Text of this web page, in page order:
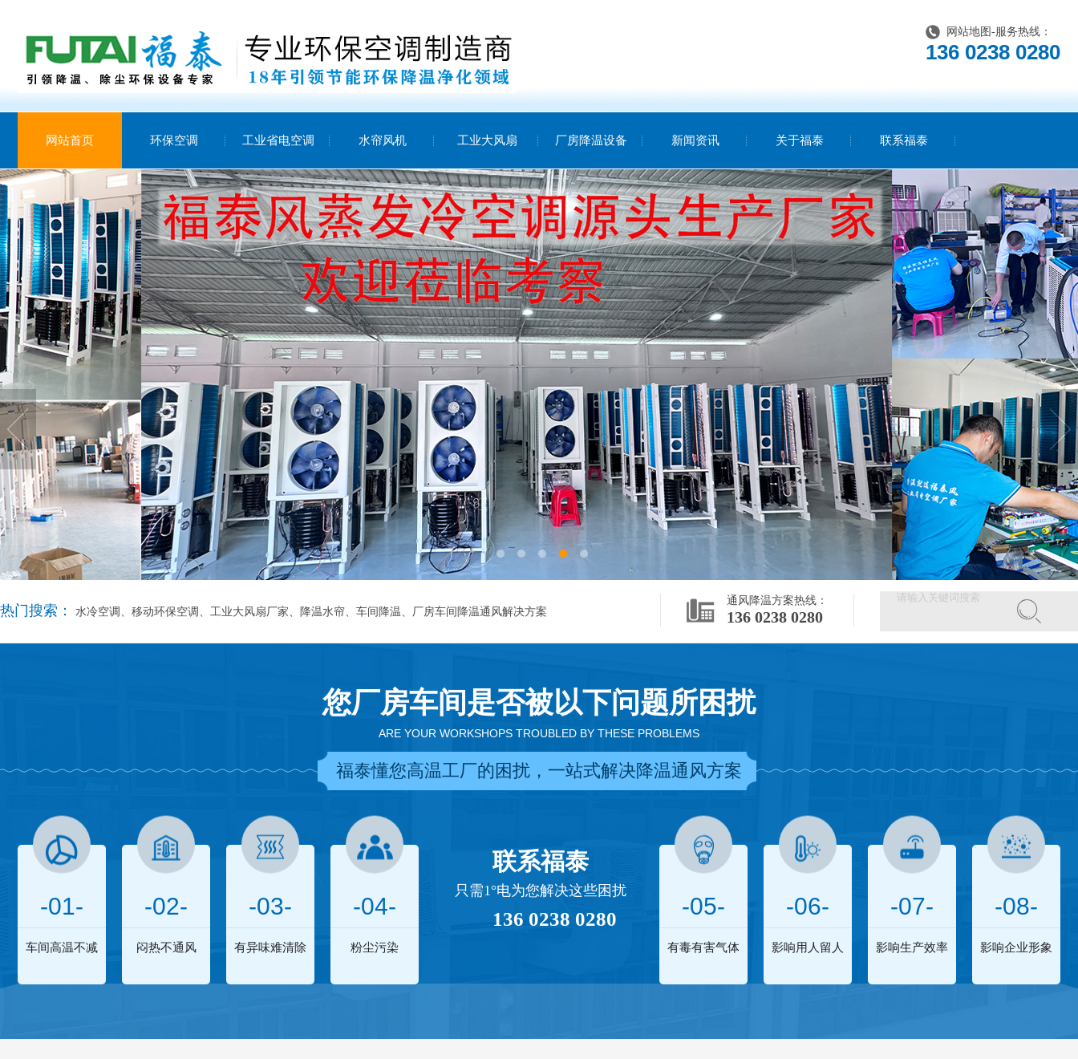
网站地图 -服务热线：
136 0238 0280
网站首页 环保空调 工业省电空调 水帘风机 工业大风扇 厂房降温设备 新闻资讯 关于福泰 联系福泰
热门搜索： 水冷空调、移动环保空调、工业大风扇厂家、降温水帘、车间降温、厂房车间降温通风解决方案
通风降温方案热线：
136 0238 0280
您厂房车间是否被以下问题所困扰
ARE YOUR WORKSHOPS TROUBLED BY THESE PROBLEMS
福泰懂您高温工厂的困扰，一站式解决降温通风方案
-01-
车间高温不减
-02-
闷热不通风
-03-
有异味难清除
-04-
粉尘污染
联系福泰
只需1°电为您解决这些困扰
136 0238 0280 -05-
有毒有害气体
-06-
影响用人留人
-07-
影响生产效率
-08-
影响企业形象